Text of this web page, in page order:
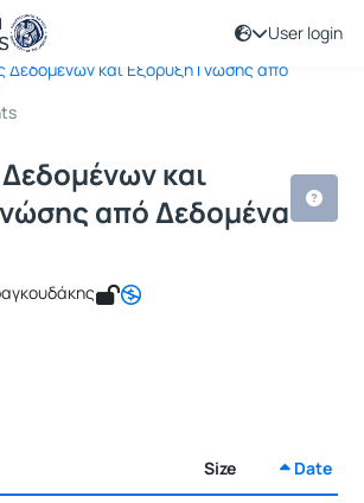
User login
Δεδομένων και Εξόρυξη Γνώσης από
Δεδομένων και
: ICSD133
και
από Δεδομένα
Size Date